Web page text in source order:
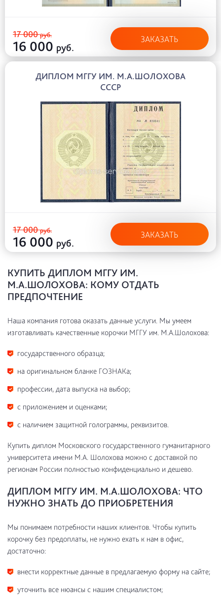
17 000руб.
16 000 руб.
ЗАКАЗАТЬ
ДИПЛОМ МГГУ ИМ. М.А.ШОЛОХОВА
СССР
17 000руб.
16 000 руб.
ЗАКАЗАТЬ
КУПИТЬ ДИПЛОМ МГГУ ИМ.
М.А.ШОЛОХОВА: КОМУ ОТДАТЬ
ПРЕДПОЧТЕНИЕ
Наша компания готова оказать данные услуги. Мы умеем
изготавливать качественные корочки МГГУ им. М.А.Шолохова:
государственного образца;
на оригинальном бланке ГОЗНАКа;
профессии, дата выпуска на выбор;
с приложением и оценками;
с наличием защитной голограммы, реквизитов.
Купить диплом Московского государственного гуманитарного
университета имени М.А. Шолохова можно с доставкой по
регионам России полностью конфиденциально и дешево.
ДИПЛОМ МГГУ ИМ. М.А.ШОЛОХОВА: ЧТО
НУЖНО ЗНАТЬ ДО ПРИОБРЕТЕНИЯ
Мы понимаем потребности наших клиентов. Чтобы купить
корочку без предоплаты, не нужно ехать к нам в офис,
достаточно:
внести корректные данные в предлагаемую форму на сайте;
уточнить все нюансы с нашим специалистом;